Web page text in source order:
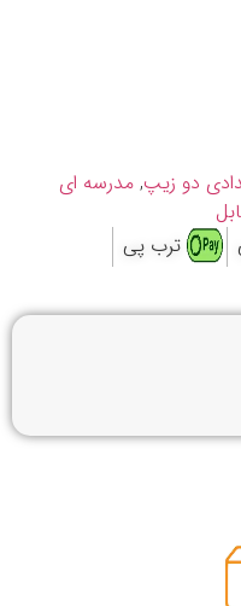
دو زیپ, مدرسه ای
ترب پی